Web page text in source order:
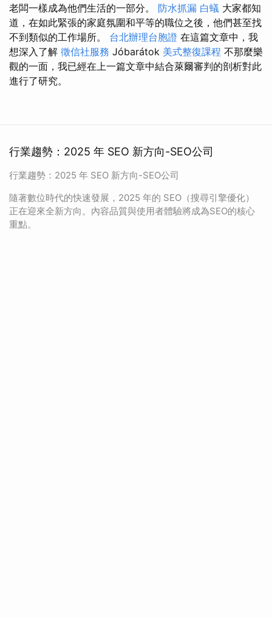
老闆一樣成為他們生活的一部分。 防水抓漏 白蟻 大家都知
道，在如此緊張的家庭氛圍和平等的職位之後，他們甚至找
不到類似的工作場所。 台北辦理台胞證 在這篇文章中，我
想深入了解 徵信社服務 Jóbarátok 美式整復課程 不那麼樂
觀的一面，我已經在上一篇文章中結合萊爾審判的剖析對此
進行了研究。
行業趨勢：2025 年 SEO 新方向-SEO公司
行業趨勢：2025 年 SEO 新方向-SEO公司
隨著數位時代的快速發展，2025 年的 SEO（搜尋引擎優化）
正在迎來全新方向。內容品質與使用者體驗將成為SEO的核心
重點。